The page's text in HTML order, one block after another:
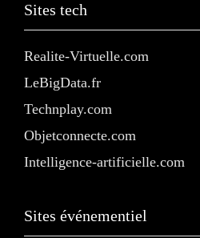
Sites tech
Realite-Virtuelle.com
LeBigData.fr
Technplay.com
Objetconnecte.com
Intelligence-artificielle.com
Sites événementiel